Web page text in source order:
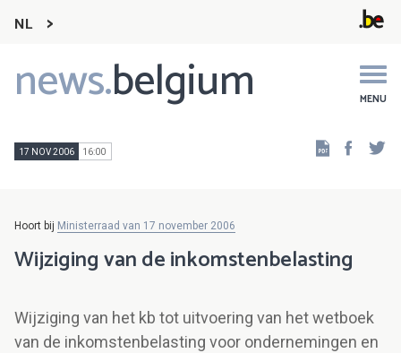
NL
news.belgium MENU
Main
navigation
17 NOV 2006 16:00
Hoort bij Ministerraad van 17 november 2006
Wijziging van de inkomstenbelasting
Wijziging van het kb tot uitvoering van het wetboek
van de inkomstenbelasting voor ondernemingen en